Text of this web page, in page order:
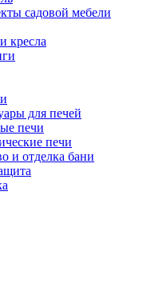
садовой мебели
кресла
для печей
печи
печи
и отделка бани